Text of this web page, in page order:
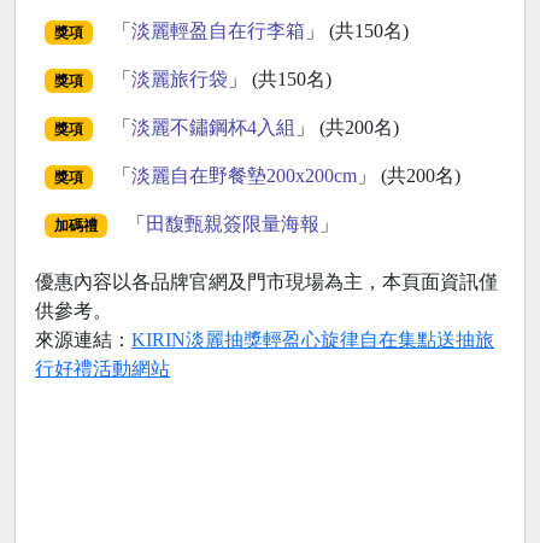
獎項 「 淡麗輕盈自在行李箱 」 (共150名)
獎項 「 淡麗旅行袋 」 (共150名)
獎項 「 淡麗不鏽鋼杯4入組 」 (共200名)
獎項 「 淡麗自在野餐墊200x200cm」 (共200名)
加碼禮 「 田馥甄親簽限量海報 」
優惠內容以各品牌官網及門市現場為主，本頁面資訊僅
供參考。
來源連結： KIRIN淡麗抽獎輕盈心旋律自在集點送抽旅
行好禮活動網站